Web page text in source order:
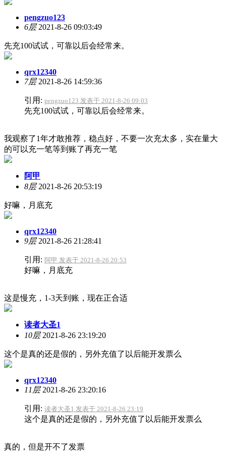
pengzuo123
6层2021-8-26 09:03:49
先充100试试，可靠以后会经常来。
qrx12340
7层2021-8-26 14:59:36
引用: pengzuo123 发表于 2021-8-26 09:03
先充100试试，可靠以后会经常来。
我观察了1年才敢推荐，稳点好，不要一次充太多，实在量大
的可以充一笔等到账了再充一笔
阿甲
8层2021-8-26 20:53:19
好嘛，月底充
qrx12340
9层2021-8-26 21:28:41
引用: 阿甲 发表于 2021-8-26 20:53
好嘛，月底充
这是慢充，1-3天到账，现在正合适
读者大圣1
10层2021-8-26 23:19:20
这个是真的还是假的，另外充值了以后能开发票么
qrx12340
11层2021-8-26 23:20:16
引用: 读者大圣1 发表于 2021-8-26 23:19
这个是真的还是假的，另外充值了以后能开发票么
真的，但是开不了发票